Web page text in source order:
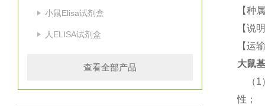
小鼠Elisa试剂盒
人ELISA试剂盒
查看全部产品
【种
【说
【运
大鼠
（
性；